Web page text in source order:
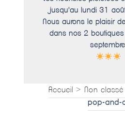
jusqu'au lundi 31
Nous aurons le plaisir
dans nos 2
Accueil >Non classé
pop-and-